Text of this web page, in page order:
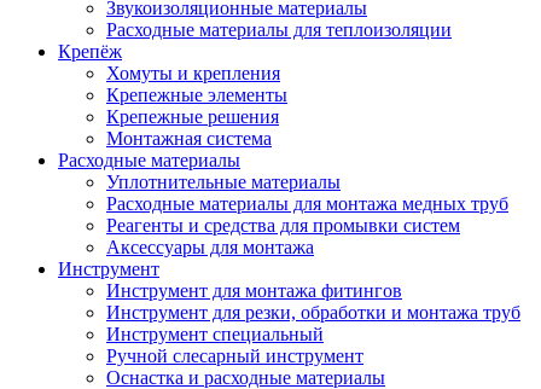
Звукоизоляционные материалы
Расходные материалы для теплоизоляции
Крепёж
Хомуты и крепления
Крепежные элементы
Крепежные решения
Монтажная система
Расходные материалы
Уплотнительные материалы
Расходные материалы для монтажа медных труб
Реагенты и средства для промывки систем
Аксессуары для монтажа
Инструмент
Инструмент для монтажа фитингов
Инструмент для резки, обработки и монтажа труб
Инструмент специальный
Ручной слесарный инструмент
Оснастка и расходные материалы